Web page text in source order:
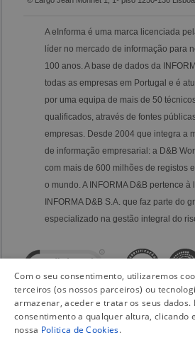
A eInforma é uma marca licenciada
líder no mercado de informação para
100 anos. A base de dados da
todas as empresas em Portugal e é
por uma equipa de mais de 50
qualificados, através de fontes
empresas. Desde 2004 que integra a
de informação empresarial: a D&B
com mais de 600 milhões de registos
o mundo. A INFORMA D&B pertence
INFORMA D&B S.A. que faz parte do
especializado na gestão integral do
Com o seu consentimento, utilizaremos
terceiros (os nossos parceiros) ou
armazenar, aceder e tratar os seus dados.
consentimento a qualquer altura, clicando
nossa Politica de Cookies.